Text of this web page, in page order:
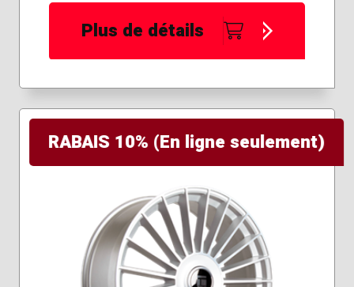
Plus de détails
RABAIS 10% (En ligne seulement)